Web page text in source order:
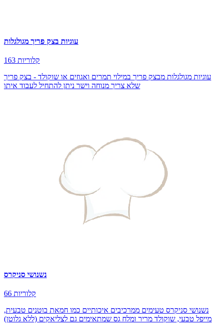
עוגיות בצק פריך מגולגלות
163 קלוריות
עוגיות מגולגלות מבצק פריך במילוי תמרים ואגוזים או שוקולד - בצק פריך
שלא צריך מנוחה וישר ניתן להתחיל לעבוד איתו
נשנושי סניקרס
66 קלוריות
נשנושי סניקרס טעימים ממרכיבים איכותיים כמו חמאת בוטנים טבעית,
מייפל טבעי, שוקולד מריר ומלח גס שמתאימים גם לצליאקים (ללא גלוטן)